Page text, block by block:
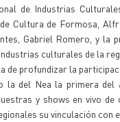
de Industrias
Cultura de Formosa,
Gabriel Romero, y la
culturales de la
de profundizar la
la del Nea la primera
y shows en vivo
su vinculación con